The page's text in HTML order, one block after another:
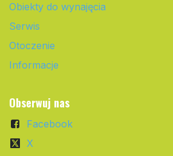
Obiekty do wynajęcia
Serwis
Otoczenie
Informacje
Obserwuj nas
Facebook
X